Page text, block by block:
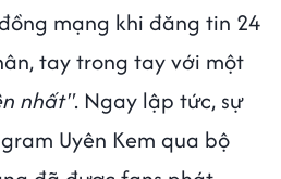
mạng khi đăng tin 24
tay trong tay với một
nhất". Ngay lập tức, sự
Uyên Kem qua bộ